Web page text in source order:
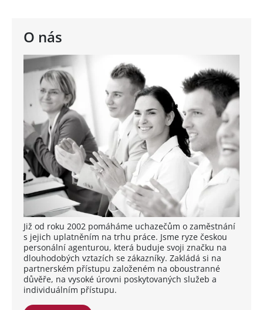
O nás
Již od roku 2002 pomáháme uchazečům o zaměstnání
s jejich uplatněním na trhu práce. Jsme ryze českou
personální agenturou, která buduje svoji značku na
dlouhodobých vztazích se zákazníky. Zakládá si na
partnerském přístupu založeném na oboustranné
důvěře, na vysoké úrovni poskytovaných služeb a
individuálním přístupu.